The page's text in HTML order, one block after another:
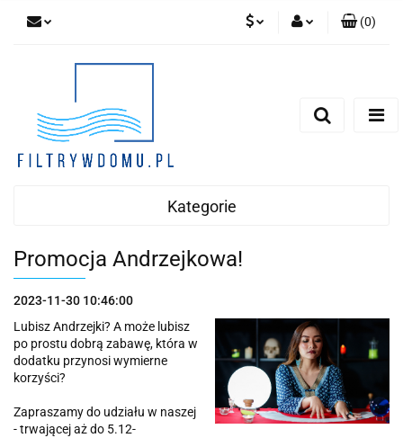
(0)
Kategorie
Promocja Andrzejkowa!
2023-11-30 10:46:00
Lubisz Andrzejki? A może lubisz
po prostu dobrą zabawę, która w
dodatku przynosi wymierne
korzyści?
Zapraszamy do udziału w naszej
- trwającej aż do 5.12-